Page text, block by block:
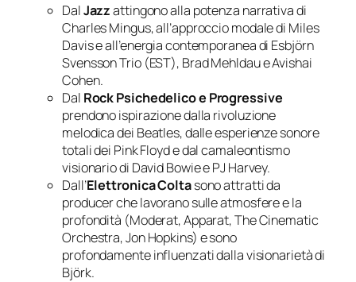
DalJazzattingono alla potenza narrativa di
Charles Mingus, all’approccio modale di Miles
Davis e all’energia contemporanea di Esbjörn
Svensson Trio (EST), Brad Mehldau e Avishai
Cohen.
Dal Rock Psichedelico e Progressive
prendono ispirazione dalla rivoluzione
melodica dei Beatles, dalle esperienze sonore
totali dei Pink Floyd e dal camaleontismo
visionario di David Bowie e PJ Harvey.
Dall’Elettronica Coltasono attratti da
producer che lavorano sulle atmosfere e la
profondità (Moderat, Apparat, The Cinematic
Orchestra, Jon Hopkins) e sono
profondamente influenzati dalla visionarietà di
Björk.